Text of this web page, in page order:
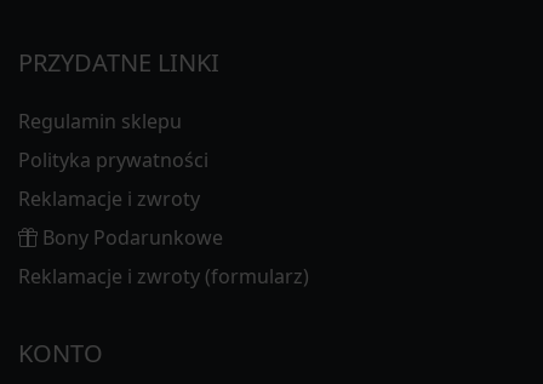
PRZYDATNE LINKI
Regulamin sklepu
Polityka prywatności
Reklamacje i zwroty
Bony Podarunkowe
Reklamacje i zwroty (formularz)
KONTO